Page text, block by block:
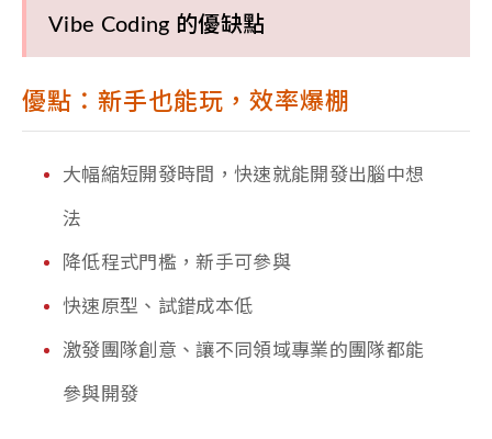
Vibe Coding 的優缺點
優點：新手也能玩，效率爆棚
大幅縮短開發時間，快速就能開發出腦中想
法
降低程式門檻，新手可參與
快速原型、試錯成本低
激發團隊創意、讓不同領域專業的團隊都能
參與開發